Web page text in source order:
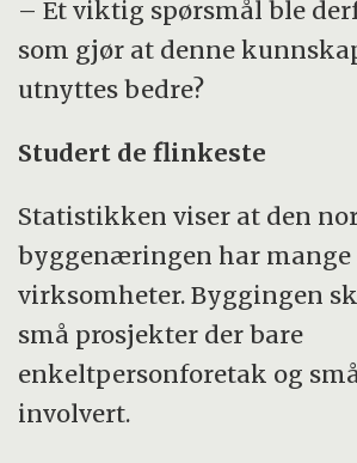
– Et viktig spørsmål ble
som gjør at denne
utnyttes bedre?
Studert de flinkeste
Statistikken viser at den
byggenæringen har mange
virksomheter. Byggingen
små prosjekter der bare
enkeltpersonforetak og
involvert.